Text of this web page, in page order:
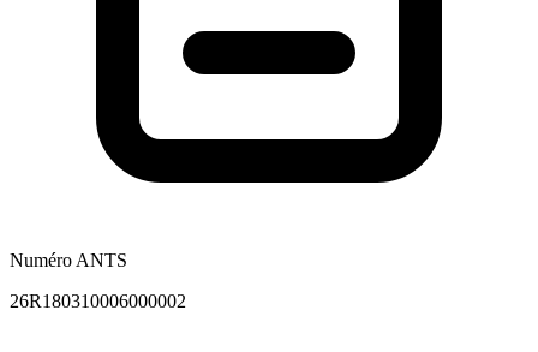
Numéro ANTS
26R180310006000002